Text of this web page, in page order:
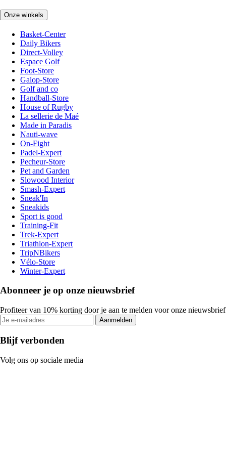
Onze winkels
Basket-Center
Daily Bikers
Direct-Volley
Espace Golf
Foot-Store
Galop-Store
Golf and co
Handball-Store
House of Rugby
La sellerie de Maé
Made in Paradis
Nauti-wave
On-Fight
Padel-Expert
Pecheur-Store
Pet and Garden
Slowood Interior
Smash-Expert
Sneak'In
Sneakids
Sport is good
Training-Fit
Trek-Expert
Triathlon-Expert
TripNBikers
Vélo-Store
Winter-Expert
Abonneer je op onze nieuwsbrief
Profiteer van 10% korting door je aan te melden voor onze nieuwsbrief
Aanmelden
Blijf verbonden
Volg ons op sociale media